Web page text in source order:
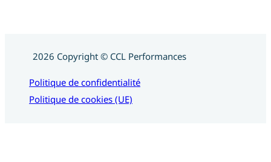
2026 Copyright © CCL Performances
Politique de confidentialité
Politique de cookies (UE)